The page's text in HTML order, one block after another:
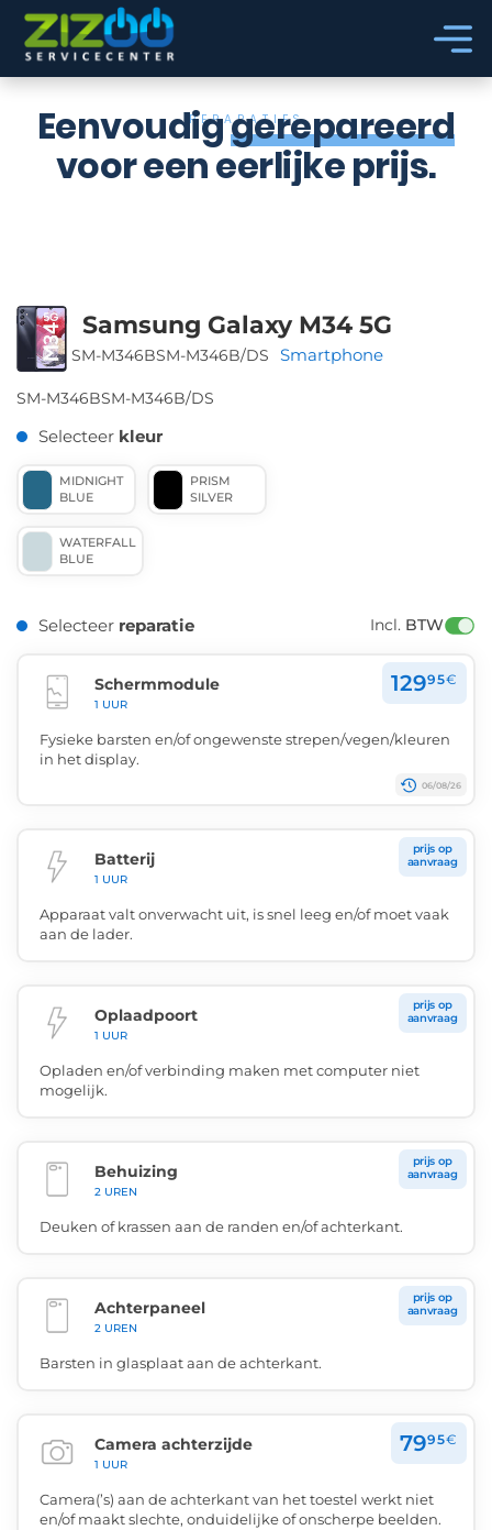
Ga naar hoofdinhoud
Ga naar voettekst
REPARATIES
Eenvoudiggerepareerd
voor een eerlijke prijs.
Samsung Galaxy M34 5G
SM-M346BSM-M346B/DS Smartphone
SM-M346BSM-M346B/DS
Selecteer kleur
MIDNIGHT
BLUE
PRISM
SILVER
WATERFALL
BLUE
Selecteer reparatie Incl. BTW
Schermmodule
1 UUR
12995€
Fysieke barsten en/of ongewenste strepen/vegen/kleuren
in het display.
06/08/26
Batterij
1 UUR
prijs op
aanvraag
Apparaat valt onverwacht uit, is snel leeg en/of moet vaak
aan de lader.
Oplaadpoort
1 UUR
prijs op
aanvraag
Opladen en/of verbinding maken met computer niet
mogelijk.
Behuizing
2 UREN
prijs op
aanvraag
Deuken of krassen aan de randen en/of achterkant.
Achterpaneel
2 UREN
prijs op
aanvraag
Barsten in glasplaat aan de achterkant.
Camera achterzijde
1 UUR
7995€
Camera(’s) aan de achterkant van het toestel werkt niet
en/of maakt slechte, onduidelijke of onscherpe beelden.